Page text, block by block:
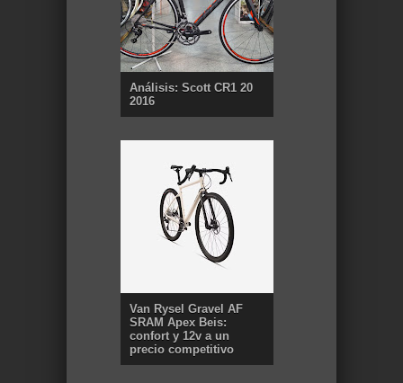
Análisis: Scott CR1 20
2016
Van Rysel Gravel AF
SRAM Apex Beis:
confort y 12v a un
precio competitivo